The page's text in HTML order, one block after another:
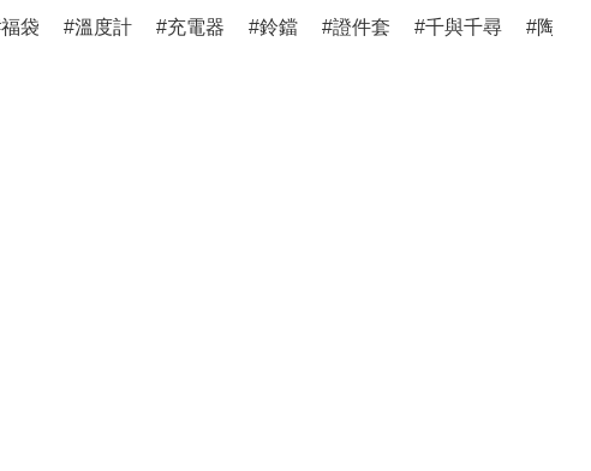
福袋 溫度計 充電器 鈴鐺 證件套 千與千尋 陶瓷